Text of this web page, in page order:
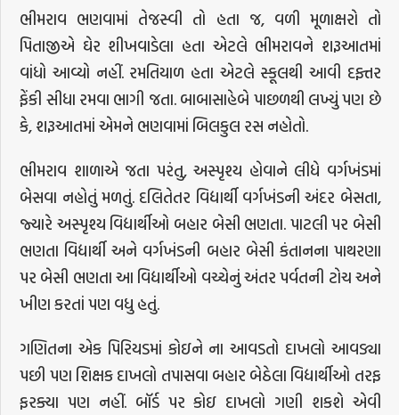
ભીમરાવ ભણવામાં તેજસ્વી તો હતા જ, વળી મૂળાક્ષરો તો
પિતાજીએ ઘેર શીખવાડેલા હતા એટલે ભીમરાવને શરૂઆતમાં
વાંધો આવ્યો નહીં. રમતિયાળ હતા એટલે સ્કૂલથી આવી દફ્તર
ફેંકી સીધા રમવા ભાગી જતા. બાબાસાહેબે પાછળથી લખ્યું પણ છે
કે, શરૂઆતમાં એમને ભણવામાં બિલકુલ રસ નહોતો.
ભીમરાવ શાળાએ જતા પરંતુ, અસ્પૃશ્ય હોવાને લીધે વર્ગખંડમાં
બેસવા નહોતું મળતું. દલિતેતર વિદ્યાર્થી વર્ગખંડની અંદર બેસતા,
જ્યારે અસ્પૃશ્ય વિદ્યાર્થીઓ બહાર બેસી ભણતા. પાટલી પર બેસી
ભણતા વિદ્યાર્થી અને વર્ગખંડની બહાર બેસી કંતાનના પાથરણા
પર બેસી ભણતા આ વિદ્યાર્થીઓ વચ્ચેનું અંતર પર્વતની ટોચ અને
ખીણ કરતાં પણ વધુ હતું.
ગણિતના એક પિરિયડમાં કોઇને ના આવડતો દાખલો આવડ્યા
પછી પણ શિક્ષક દાખલો તપાસવા બહાર બેઠેલા વિદ્યાર્થીઓ તરફ
ફરક્યા પણ નહીં. બૉર્ડ પર કોઇ દાખલો ગણી શકશે એવી